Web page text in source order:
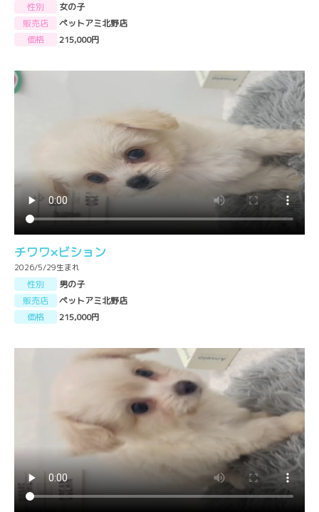
性別
女の子
販売店
ペットアミ北野店
価格
215,000円
チワワ×ビション
2026/5/29生まれ
性別
男の子
販売店
ペットアミ北野店
価格
215,000円